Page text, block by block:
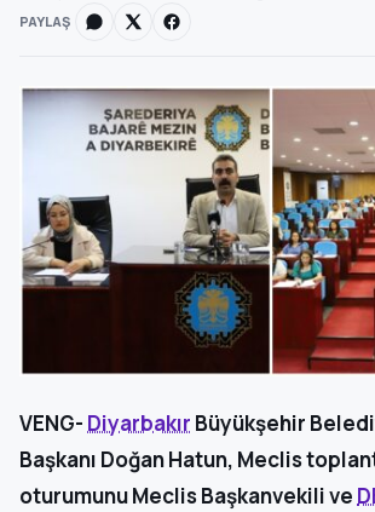
PAYLAŞ
VENG- Diyarbakır Büyükşehir
Başkanı Doğan Hatun, Meclis
oturumunu Meclis Başkanvekili ve